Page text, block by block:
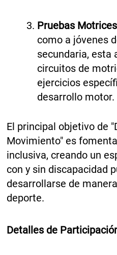
Pruebas Motrices
como a jóvenes
secundaria, esta
circuitos de
ejercicios
desarrollo motor.
El principal objetivo de
Movimiento" es
inclusiva, creando un
con y sin discapacidad
desarrollarse de
deporte.
Detalles de